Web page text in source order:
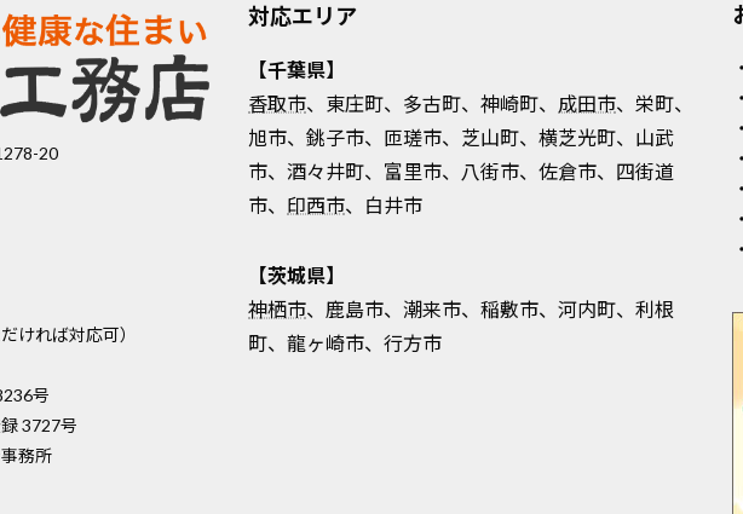
20
ければ対応可）
号
3727号
務所
対応エリア
【千葉県】
香取市、東庄町、多古町、神崎町、 成田市、栄町、
旭市、銚子市、匝瑳市、芝山町、横芝光町、山武
市、酒々井町、富里市、八街市、佐倉市、四街道
市、 印西市、白井市
【茨城県】
神栖市、鹿島市、潮来市、稲敷市、河内町、利根
町、龍ヶ崎市、行方市